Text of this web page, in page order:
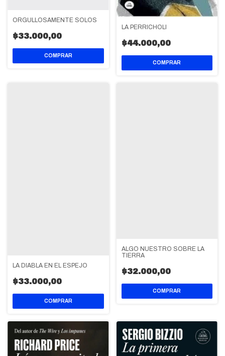
ORGULLOSAMENTE SOLOS
$33.000,00
LA PERRICHOLI
$44.000,00
LA DIABLA EN EL ESPEJO
$33.000,00
ALGO NUESTRO SOBRE LA
TIERRA
$32.000,00